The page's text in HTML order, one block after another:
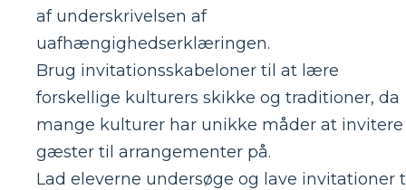
af underskrivelsen af
uafhængighedserklæringen.
Brug invitationsskabeloner til at lære
forskellige kulturers skikke og traditioner, da
mange kulturer har unikke måder at invitere
gæster til arrangementer på.
Lad eleverne undersøge og lave invitationer